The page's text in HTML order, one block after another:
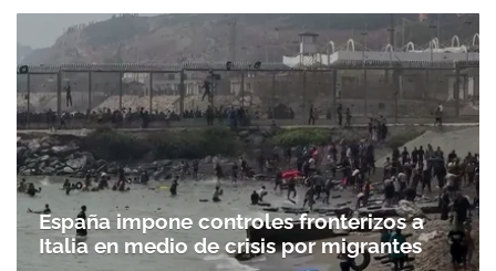
España impone controles fronterizos a
Italia en medio de crisis por migrantes